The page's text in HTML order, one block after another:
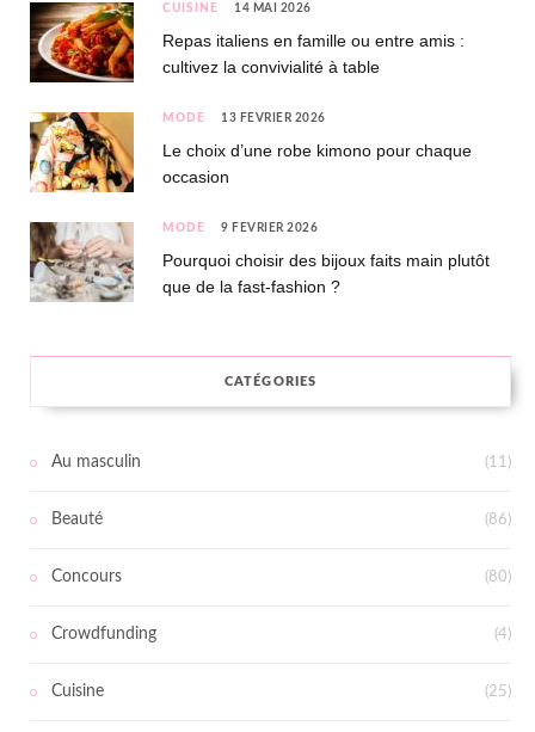
CUISINE 14 MAI 2026
Repas italiens en famille ou entre amis :
cultivez la convivialité à table
MODE 13 FÉVRIER 2026
Le choix d’une robe kimono pour chaque
occasion
MODE 9 FÉVRIER 2026
Pourquoi choisir des bijoux faits main plutôt
que de la fast-fashion ?
CATÉGORIES
Au masculin (11)
Beauté (86)
Concours (80)
Crowdfunding (4)
Cuisine (25)